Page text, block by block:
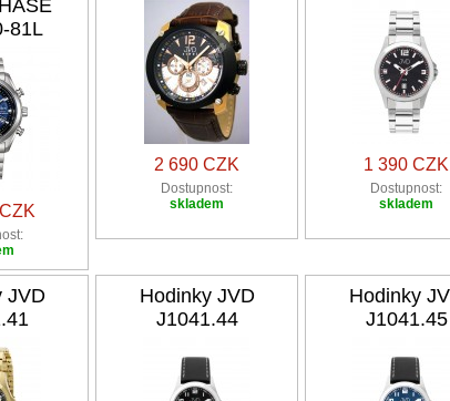
81L
2 690 CZK
Dostupnost:
skladem
1 390 CZK
Dostupnost:
skladem
JVD
Hodinky JVD
J1041.44
Hodinky
J1041.45